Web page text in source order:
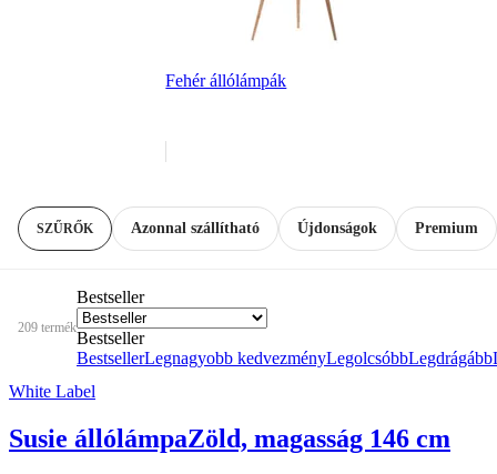
Fehér állólámpák
SZŰRŐK Azonnal szállítható Premium
Újdonságok
209 termék
Bestseller
Bestseller
BestsellerLegnagyobb kedvezményLegolcsóbbLegdrágább
White Label
Susie állólámpaZöld, magasság 146 cm